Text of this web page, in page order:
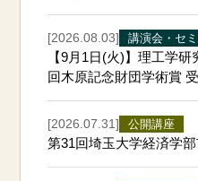
[2026.08.03] 講演会・セ
【9月1日(火)】理工学
回木原記念財団学術賞
[2026.07.31] 公開講座
第31回埼玉大学経済学